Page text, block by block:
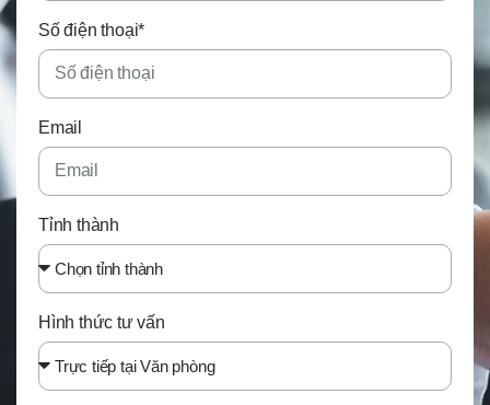
Số điện thoại*
Email
Tỉnh thành
Hình thức tư vấn